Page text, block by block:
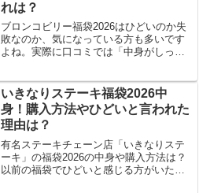
れは？
ブロンコビリー福袋2026はひどいのか失
敗なのか、気になっている方も多いです
よね。実際に口コミでは「中身がしっか
ら残念に感じた人もいます。この記事で
はブロンコビリー福袋...
いきなりステーキ福袋2026中
身！購入方法やひどいと言われた
理由は？
有名ステーキチェーン店「いきなりステ
ーキ」の福袋2026の中身や購入方法は？
以前の福袋でひどいと感じる方がいた理